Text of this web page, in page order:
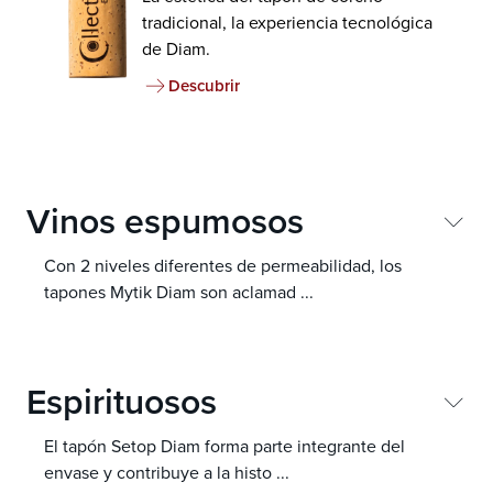
tradicional, la experiencia tecnológica
de Diam.
Descubrir
Vinos espumosos
Con 2 niveles diferentes de permeabilidad, los
tapones Mytik Diam son aclamad ...
Mytik Diam
Espirituosos
El tapón Setop Diam forma parte integrante del
envase y contribuye a la histo ...